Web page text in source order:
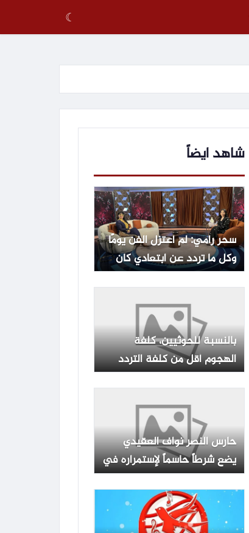
☾
شاهد ايضاً
سحر رامي: لم أعتزل الفن يومًا
وكل ما تردد عن ابتعادي كان
شائعات
بالنسبة للحوثيين، كلفة
الهجوم أقل من كلفة التردد
حارس النصر نواف العقيدي
يضع شرطاً حاسماً لإستمراره في
النادي